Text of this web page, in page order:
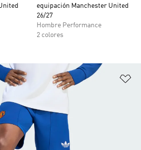
equipación Manchester United
26/27
Hombre Performance
2 colores